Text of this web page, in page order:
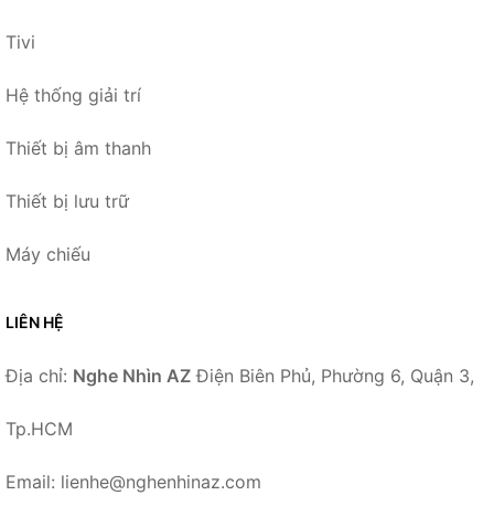
Tivi
Hệ thống giải trí
Thiết bị âm thanh
Thiết bị lưu trữ
Máy chiếu
LIÊN HỆ
Địa chỉ: Nghe Nhìn AZ Điện Biên Phủ, Phường 6, Quận 3,
Tp.HCM
Email: lienhe@nghenhinaz.com